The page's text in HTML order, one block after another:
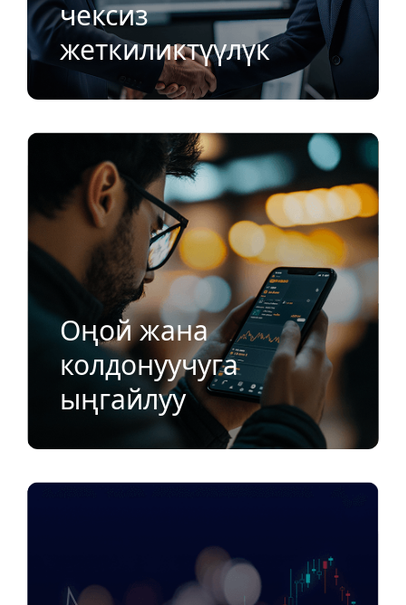
чексиз
жеткиликтүүлүк
Оңой жана
колдонуучуга
ыңгайлуу